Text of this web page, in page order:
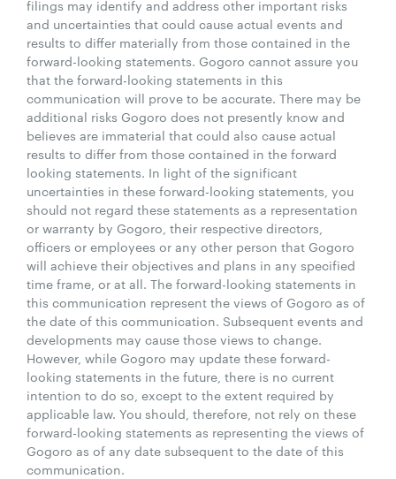
filings may identify and address other important risks
and uncertainties that could cause actual events and
results to differ materially from those contained in the
forward-looking statements. Gogoro cannot assure you
that the forward-looking statements in this
communication will prove to be accurate. There may be
additional risks Gogoro does not presently know and
believes are immaterial that could also cause actual
results to differ from those contained in the forward
looking statements. In light of the significant
uncertainties in these forward-looking statements, you
should not regard these statements as a representation
or warranty by Gogoro, their respective directors,
officers or employees or any other person that Gogoro
will achieve their objectives and plans in any specified
time frame, or at all. The forward-looking statements in
this communication represent the views of Gogoro as of
the date of this communication. Subsequent events and
developments may cause those views to change.
However, while Gogoro may update these forward-
looking statements in the future, there is no current
intention to do so, except to the extent required by
applicable law. You should, therefore, not rely on these
forward-looking statements as representing the views of
Gogoro as of any date subsequent to the date of this
communication.